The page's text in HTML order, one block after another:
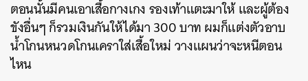
ตอนนั้นมีคนเอาเสื้อกางเกง รองเท้าแตะมาให้ และผู้ต้อง
ขังอื่นๆ ก็รวมเงินกันให้ได้มา 300 บาท ผมก็แต่งตัวอาบ
น้ำโกนหนวดโกนเคราใส่เสื้อใหม่ วางแผนว่าจะหนีตอน
ไหน